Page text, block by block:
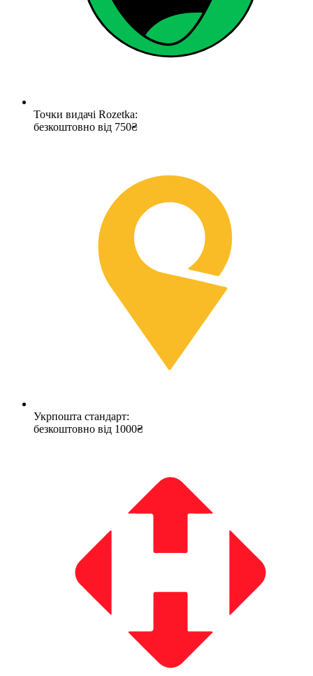
Точки видачі Rozetka:
безкоштовно від 750₴
Укрпошта стандарт:
безкоштовно від 1000₴